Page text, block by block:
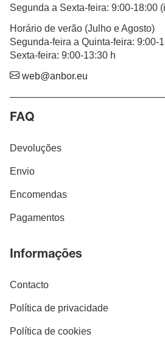
Segunda a Sexta-feira: 9:00-18:00 (
Horário de verão (Julho e Agosto)
Segunda-feira a Quinta-feira: 9:00-
Sexta-feira: 9:00-13:30 h
web@anbor.eu
FAQ
Devoluções
Envio
Encomendas
Pagamentos
Informações
Contacto
Política de privacidade
Política de cookies